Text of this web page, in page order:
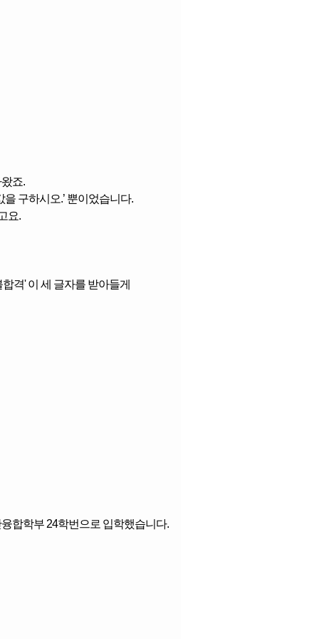
죠.
을 구하시오.’ 뿐이었습니다.
요.
격' 이 세 글자를 받아들게
합학부 24학번으로 입학했습니다.